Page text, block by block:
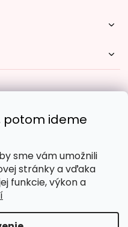
potom ideme
sme vám umožnili
stránky a vďaka
funkcie, výkon a
platby: